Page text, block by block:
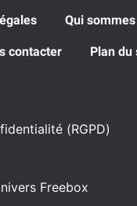
Qui
contacter Plan du
(RGPD)
Freebox